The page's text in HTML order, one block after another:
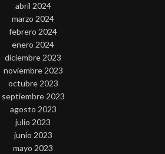
abril 2024
marzo 2024
febrero 2024
enero 2024
diciembre 2023
noviembre 2023
octubre 2023
septiembre 2023
agosto 2023
julio 2023
junio 2023
mayo 2023